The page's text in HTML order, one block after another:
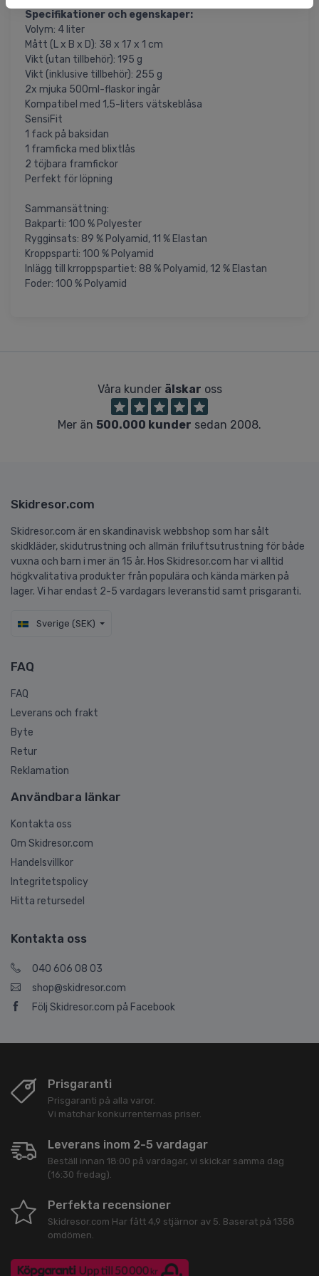
Specifikationer och egenskaper:
Volym: 4 liter
Mått (L x B x D): 38 x 17 x 1 cm
Vikt (utan tillbehör): 195 g
Vikt (inklusive tillbehör): 255 g
2x mjuka 500ml-flaskor ingår
Kompatibel med 1,5-liters vätskeblåsa
SensiFit
1 fack på baksidan
1 framficka med blixtlås
2 töjbara framfickor
Perfekt för löpning
Sammansättning:
Bakparti: 100 % Polyester
Rygginsats: 89 % Polyamid, 11 % Elastan
Kroppsparti: 100 % Polyamid
Inlägg till krroppspartiet: 88 % Polyamid, 12 % Elastan
Foder: 100 % Polyamid
Våra kunder älskar oss
Mer än 500.000 kunder sedan 2008.
Skidresor.com
Skidresor.com är en skandinavisk webbshop som har sålt
skidkläder, skidutrustning och allmän friluftsutrustning för både
vuxna och barn i mer än 15 år. Hos Skidresor.com har vi alltid
högkvalitativa produkter från populära och kända märken på
lager. Vi har endast 2-5 vardagars leveranstid samt prisgaranti.
Sverige (SEK)
FAQ
FAQ
Leverans och frakt
Byte
Retur
Reklamation
Användbara länkar
Kontakta oss
Om Skidresor.com
Handelsvillkor
Integritetspolicy
Hitta retursedel
Kontakta oss
040 606 08 03
shop@skidresor.com
Följ Skidresor.com på Facebook
Prisgaranti
Prisgaranti på alla varor.
Vi matchar konkurrenternas priser.
Leverans inom 2-5 vardagar
Beställ innan 18:00 på vardagar, vi skickar samma dag
(16:30 fredag).
Perfekta recensioner
Skidresor.com Har fått 4,9 stjärnor av 5 . Baserat på 1358
omdömen.